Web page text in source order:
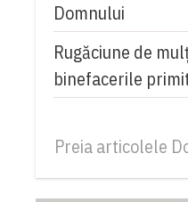
Domnului
Rugăciune de
binefacerile
Preia articolele